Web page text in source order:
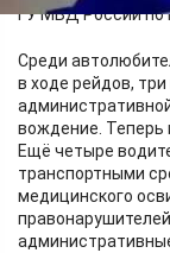
ГУ МВД России по
Среди
в ходе рейдов,
вождение. Теперь
Ещё четыре
транспортными
медицинского